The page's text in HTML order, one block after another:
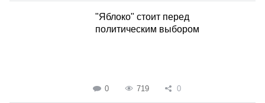
"Яблоко" стоит перед
политическим выбором
0 719 0